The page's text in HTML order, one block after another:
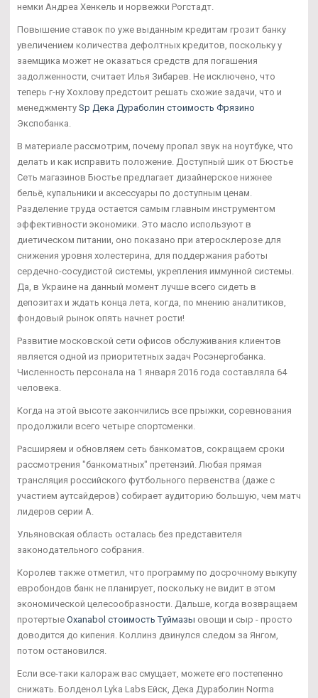
немки Андреа Хенкель и норвежки Рогстадт.
Повышение ставок по уже выданным кредитам грозит банку
увеличением количества дефолтных кредитов, поскольку у
заемщика может не оказаться средств для погашения
задолженности, считает Илья Зибарев. Не исключено, что
теперь г-ну Хохлову предстоит решать схожие задачи, что и
менеджменту Sp Дека Дураболин стоимость Фрязино
Экспобанка.
В материале рассмотрим, почему пропал звук на ноутбуке, что
делать и как исправить положение. Доступный шик от Бюстье
Сеть магазинов Бюстье предлагает дизайнерское нижнее
бельё, купальники и аксессуары по доступным ценам.
Разделение труда остается самым главным инструментом
эффективности экономики. Это масло используют в
диетическом питании, оно показано при атеросклерозе для
снижения уровня холестерина, для поддержания работы
сердечно-сосудистой системы, укрепления иммунной системы.
Да, в Украине на данный момент лучше всего сидеть в
депозитах и ждать конца лета, когда, по мнению аналитиков,
фондовый рынок опять начнет рости!
Развитие московской сети офисов обслуживания клиентов
является одной из приоритетных задач Росэнергобанка.
Численность персонала на 1 января 2016 года составляла 64
человека.
Когда на этой высоте закончились все прыжки, соревнования
продолжили всего четыре спортсменки.
Расширяем и обновляем сеть банкоматов, сокращаем сроки
рассмотрения "банкоматных" претензий. Любая прямая
трансляция российского футбольного первенства (даже с
участием аутсайдеров) собирает аудиторию большую, чем матч
лидеров серии А.
Ульяновская область осталась без представителя
законодательного собрания.
Королев также отметил, что программу по досрочному выкупу
евробондов банк не планирует, поскольку не видит в этом
экономической целесообразности. Дальше, когда возвращаем
протертые Oxanabol стоимость Туймазы овощи и сыр - просто
доводится до кипения. Коллинз двинулся следом за Янгом,
потом остановился.
Если все-таки калораж вас смущает, можете его постепенно
снижать. Болденол Lyka Labs Ейск, Дека Дураболин Norma